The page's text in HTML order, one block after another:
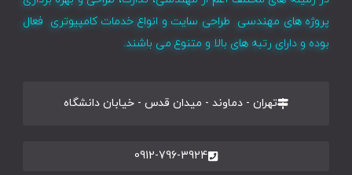
پروژه های مهندسی طراحی سایت و انواع خدمات کامپیوتری فعال
بوده و دارای رتبه های بالا و متنوع می باشند.
تهران - دماوند - میدان قدس - خیابان دانشگاه
0912-796-3924